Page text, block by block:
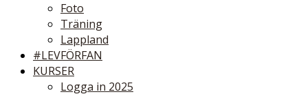
Foto
Träning
Lappland
#LEVFÖRFAN
KURSER
Logga in 2025